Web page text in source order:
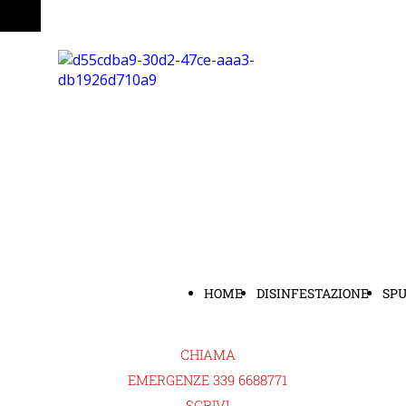
HOME DISINFESTAZIONE
CHIAMA
EMERGENZE 339 6688771